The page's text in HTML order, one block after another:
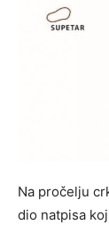
Na pročelju
dio natpisa